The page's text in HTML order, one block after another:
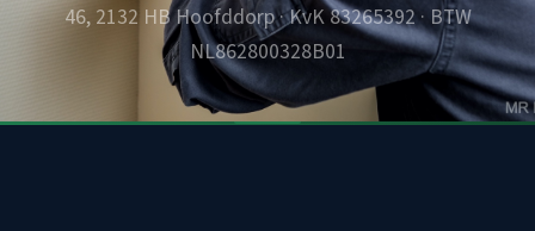
46, 2132 HB Hoofddorp · KvK 83265392 · BTW
NL862800328B01